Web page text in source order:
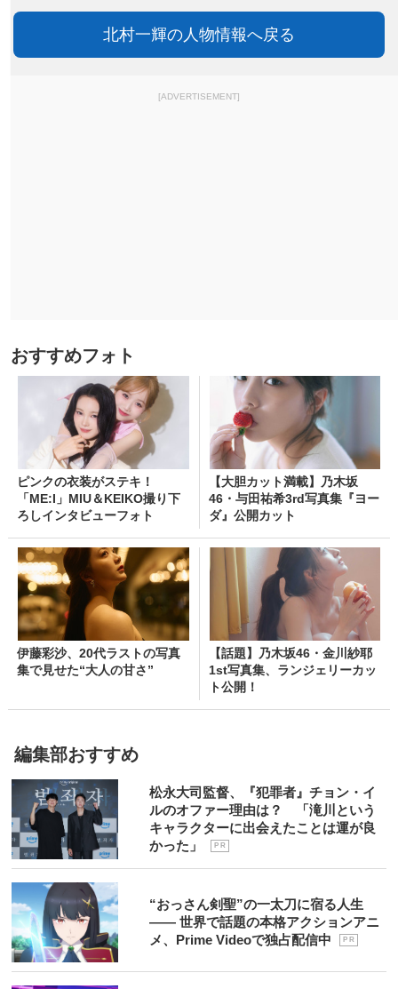
北村一輝の人物情報へ戻る
[ADVERTISEMENT]
おすすめフォト
ピンクの衣装がステキ！
「ME:I」MIU＆KEIKO撮り下
ろしインタビューフォト
【大胆カット満載】乃木坂
46・与田祐希3rd写真集『ヨー
ダ』公開カット
伊藤彩沙、20代ラストの写真
集で見せた“大人の甘さ”
【話題】乃木坂46・金川紗耶
1st写真集、ランジェリーカッ
ト公開！
編集部おすすめ
松永大司監督、『犯罪者』チョン・イ
ルのオファー理由は？ 「滝川という
キャラクターに出会えたことは運が良
かった」
P R
“おっさん剣聖”の一太刀に宿る人生
―― 世界で話題の本格アクションアニ
メ、Prime Videoで独占配信中
P R